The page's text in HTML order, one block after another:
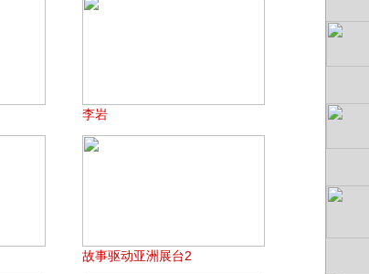
李岩
故事驱动亚洲展台2